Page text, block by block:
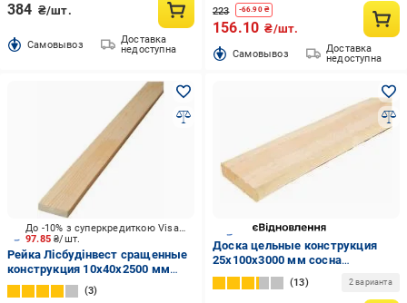
384 ₴/шт.
Cамовывоз
Доставка
недоступна
223 -66.90₴
156.10 ₴/шт.
Cамовывоз
Доставка
недоступна
97.85₴/шт.
До -10% з суперкредиткою Visa Вигода
Рейка Лісбудінвест сращенные
конструкция 10х40х2500 мм
сосна
3
Доска цельные конструкция
25х100х3000 мм сосна
обработанная
13 2 варианта